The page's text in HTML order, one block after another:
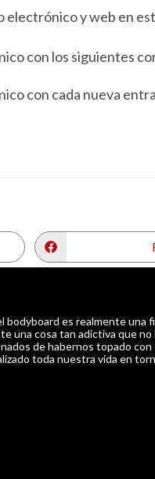
electrónico y web en
con los siguientes
con cada nueva
bodyboard es realmente una
una cosa tan adictiva que no
de habernos topado con
toda nuestra vida en